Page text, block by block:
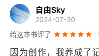
一杯芝麻茶，三段旧时
“双面之城”旧金山
有一篇是 “故宫文物
属）所长徐婉玲记述
绪三十四年（1908
自由Sky
2024-07-30
给这本书评了
因为创作，我养成了